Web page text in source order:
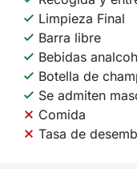
Limpieza Final
Barra libre
Bebidas
Botella de
Se admiten
Comida
Tasa de